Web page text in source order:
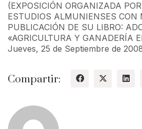
(EXPOSICIÓN ORGANIZADA
ESTUDIOS ALMUNIENSES CON
PUBLICACIÓN DE SU LIBRO:
«AGRICULTURA Y GANADERÍA
Jueves, 25 de Septiembre de
Compartir: